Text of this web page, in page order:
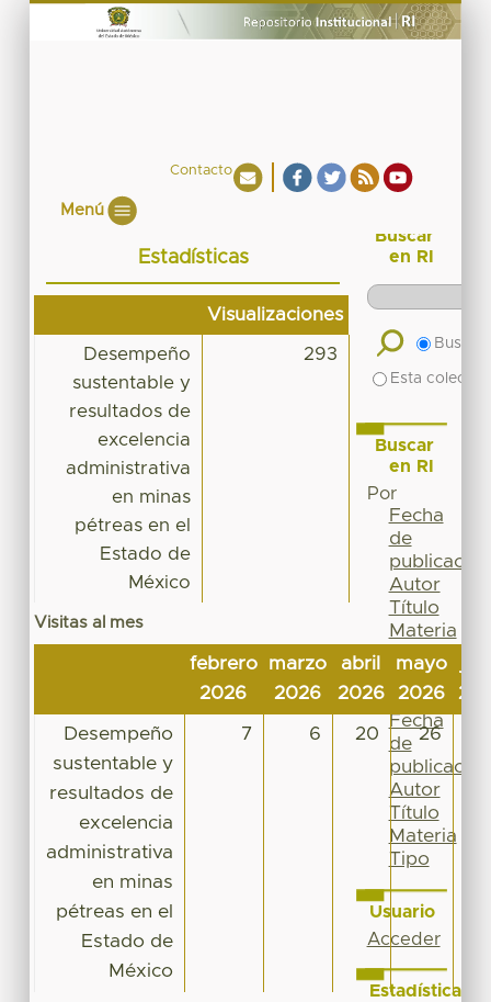
Contacto
Menú
Estadísticas
Visualizaciones
Desempeño
sustentable y
resultados de
excelencia
administrativa
en minas
pétreas en el
Estado de
México
293
Visitas al mes
febrero
2026
marzo
2026
abril
2026
mayo
2026
Desempeño
sustentable y
resultados de
excelencia
administrativa
en minas
pétreas en el
Estado de
México
7 6 20 26
Buscar
en RI
Buscar
Esta
Buscar
en RI
Por
Fecha
de
publicación
Autor
Título
Materia
Tipo
colección
Fecha
de
publicación
Autor
Título
Materia
Tipo
Usuario
Acceder
Estadísticas